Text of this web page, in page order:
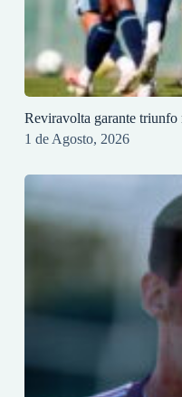
Reviravolta garante triunfo
1 de Agosto, 2026